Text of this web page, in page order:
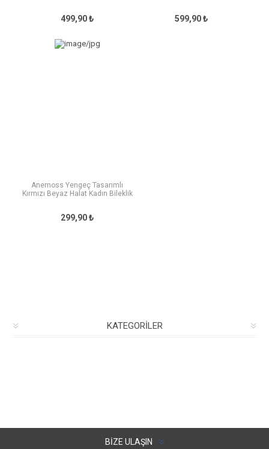
499,90 ₺ 599,90 ₺
Anemoss Yengeç Tasarımlı
Kırmızı Beyaz Halat Kadın Bileklik
299,90 ₺
KATEGORILER
BIZE ULAŞIN